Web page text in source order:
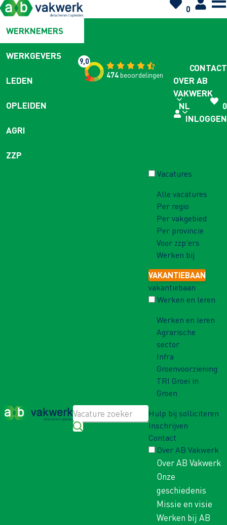
0
WERKNEMERS
WERKGEVERS
LEDEN
OPLEIDEN
AGRI
ZZP
9,0
474beoordelingen
CONTACT
OVER AB
VAKWERK
NL
0
INLOGGEN
Vacatures
Alle vacatures
Per regio
Per vakgebied
Per provincie
Voor zzp'ers
Werken bij
VAKANTIEBAAN
vakantiebaan
Werken en leren
Werken en leren
Agrarische
sector
Infra
Groenvoorziening
TRI Groei in
Groen
Hulp bij solliciteren
Inschrijven
Contact
Over AB Vakwerk
Over AB Vakwerk
Onze
geschiedenis
Missie en visie
Werken bij AB